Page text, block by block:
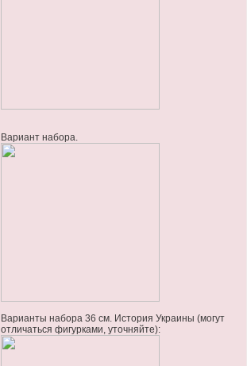
Вариант набора.
Варианты набора 36 см. История Украины (могут
отличаться фигурками, уточняйте):